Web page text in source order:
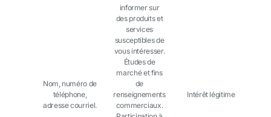
Nom, numéro de
téléphone,
adresse courriel.
informer sur
des produits et
services
susceptibles de
vous intéresser.
Études de
marché et fins
de
renseignements
commerciaux.
Intérêt légitime